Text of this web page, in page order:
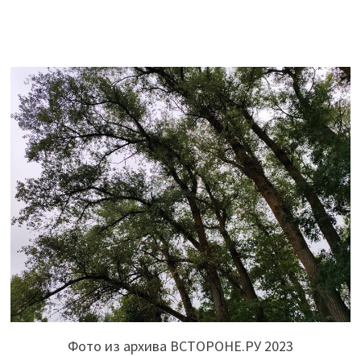
Фото из архива ВСТОРОНЕ.РУ 2023